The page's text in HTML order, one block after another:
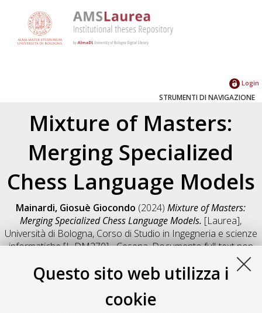
Questo sito web utilizza i
cookie
Login
STRUMENTI DI NAVIGAZIONE
Mixture of Masters:
Merging Specialized
Chess Language Models
Mainardi, Giosuè Giocondo (2024)Mixture of Masters:
Merging Specialized Chess Language Models. [Laurea],
Università di Bologna, Corso di Studio in Ingegneria e scienze
informatiche [L-DM270] - Cesena, Documento full-text non
Salva citazione
Condividi
Il full-text non è disponibile per scelta dell'autore. (